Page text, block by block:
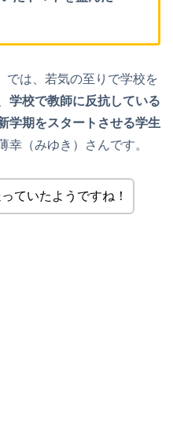
では、若気の至りで学校を
学校で教師に反抗している
学期をスタートさせる学生
幸（みゆき）さんです。
ていたようですね！